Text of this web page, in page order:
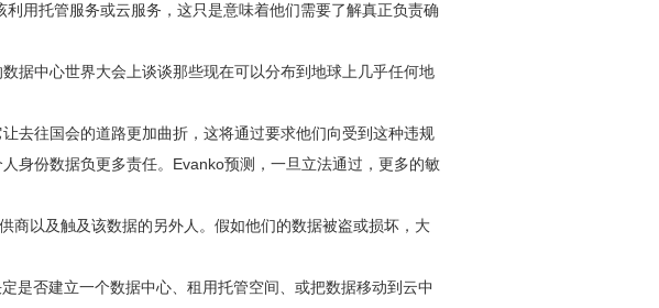
用托管服务或云服务，这只是意味着他们需要了解真正负责确
据中心世界大会上谈谈那些现在可以分布到地球上几乎任何地
去往国会的道路更加曲折，这将通过要求他们向受到这种违规
身份数据负更多责任。Evanko预测，一旦立法通过，更多的敏
商以及触及该数据的另外人。假如他们的数据被盗或损坏，大
是否建立一个数据中心、租用托管空间、或把数据移动到云中